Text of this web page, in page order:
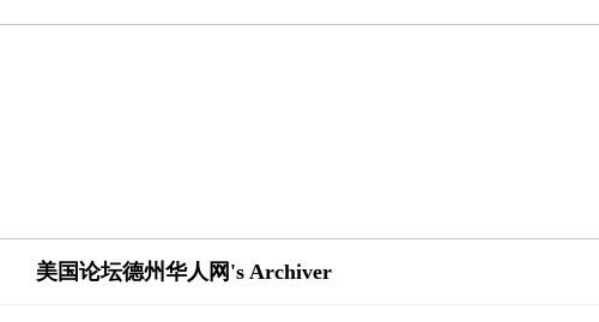
美国论坛德州华人网's Archiver